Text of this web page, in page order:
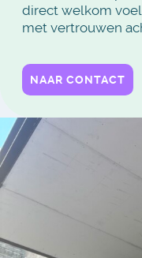
direct welkom
met vertrouwen
NAAR CONTACT